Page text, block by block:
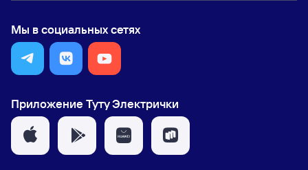
Мы в социальных сетях
Приложение Туту Электрички